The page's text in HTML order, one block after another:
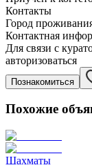
Контакты
Город
Контактная
Для связи с
авторизоваться
Познакомиться
Похожие
Шахматы